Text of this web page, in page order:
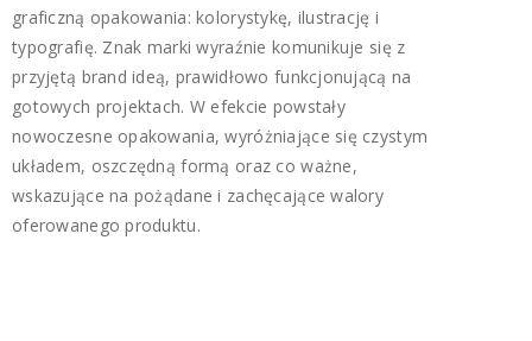
graficzną opakowania: kolorystykę, ilustrację i
typografię. Znak marki wyraźnie komunikuje się z
przyjętą brand ideą, prawidłowo funkcjonującą na
gotowych projektach. W efekcie powstały
nowoczesne opakowania, wyróżniające się czystym
układem, oszczędną formą oraz co ważne,
wskazujące na pożądane i zachęcające walory
oferowanego produktu.